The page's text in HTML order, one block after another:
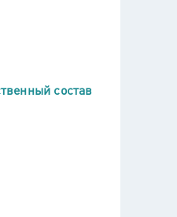
состав